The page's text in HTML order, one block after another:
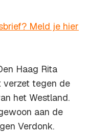
Meld je hier
Haag Rita
verzet tegen de
het Westland.
aan de
Verdonk.